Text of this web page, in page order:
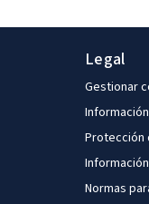
Legal
Gestionar
Protección
Normas